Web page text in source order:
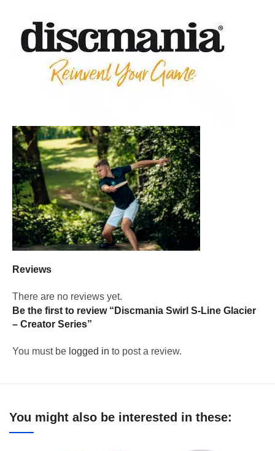
Reviews
There are no reviews yet.
Be the first to review “Discmania Swirl S-Line Glacier
– Creator Series”
You must be logged in to post a review.
You might also be interested in these: